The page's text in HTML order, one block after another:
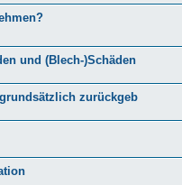
und (Blech-)Schäden
zurückgeb